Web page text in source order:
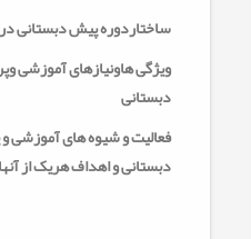
ساختاردوره پیش دبستانی
ویژگی هاونیازهای آموزشی
دبستانی
فعالیت و شیوه های
دبستانی و اهداف هریک از آنها